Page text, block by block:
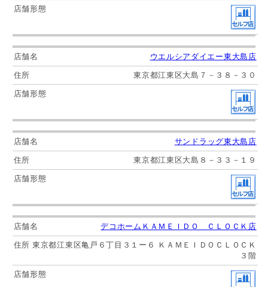
ウエルシアダイエー東大島店
東京都江東区大島７－３８－３０
サンドラッグ東大島店
東京都江東区大島８－３３－１９
デコホームＫＡＭＥＩＤＯ ＣＬＯＣＫ店
東京都江東区亀戸６丁目３１ー６ ＫＡＭＥＩＤＯＣＬＯＣＫ
３階